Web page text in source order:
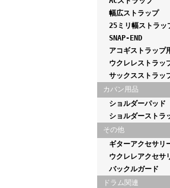
幅広ストラップ
25ミリ幅ストラッ
SNAP-END
アコギストラップ
ウクレレストラッ
サックスストラッ
カバン用品
ショルダーパッド
ショルダーストラ
その他
ギターアクセサリ
ウクレレアクセサ
バックルガード
ドラム関連